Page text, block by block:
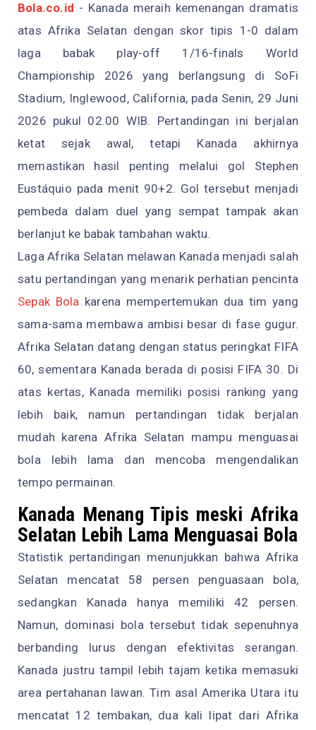
Bola.co.id - Kanada meraih kemenangan dramatis
atas Afrika Selatan dengan skor tipis 1-0 dalam
laga babak play-off 1/16-finals World
Championship 2026 yang berlangsung di SoFi
Stadium, Inglewood, California, pada Senin, 29 Juni
2026 pukul 02.00 WIB. Pertandingan ini berjalan
ketat sejak awal, tetapi Kanada akhirnya
memastikan hasil penting melalui gol Stephen
Eustáquio pada menit 90+2. Gol tersebut menjadi
pembeda dalam duel yang sempat tampak akan
berlanjut ke babak tambahan waktu.
Laga Afrika Selatan melawan Kanada menjadi salah
satu pertandingan yang menarik perhatian pencinta
Sepak Bola karena mempertemukan dua tim yang
sama-sama membawa ambisi besar di fase gugur.
Afrika Selatan datang dengan status peringkat FIFA
60, sementara Kanada berada di posisi FIFA 30. Di
atas kertas, Kanada memiliki posisi ranking yang
lebih baik, namun pertandingan tidak berjalan
mudah karena Afrika Selatan mampu menguasai
bola lebih lama dan mencoba mengendalikan
tempo permainan.
Kanada Menang Tipis meski Afrika
Selatan Lebih Lama Menguasai Bola
Statistik pertandingan menunjukkan bahwa Afrika
Selatan mencatat 58 persen penguasaan bola,
sedangkan Kanada hanya memiliki 42 persen.
Namun, dominasi bola tersebut tidak sepenuhnya
berbanding lurus dengan efektivitas serangan.
Kanada justru tampil lebih tajam ketika memasuki
area pertahanan lawan. Tim asal Amerika Utara itu
mencatat 12 tembakan, dua kali lipat dari Afrika